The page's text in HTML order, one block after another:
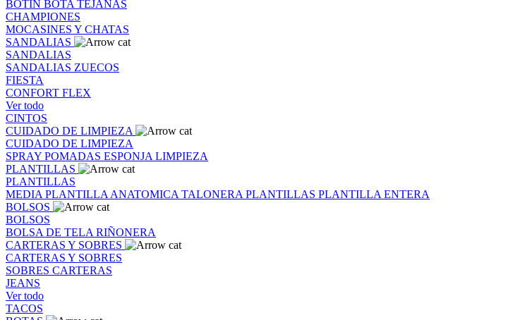
BOTIN BOTA TEJANAS
CHAMPIONES
MOCASINES Y CHATAS
SANDALIAS
SANDALIAS
SANDALIAS ZUECOS
FIESTA
CONFORT FLEX
Ver todo
CINTOS
CUIDADO DE LIMPIEZA
CUIDADO DE LIMPIEZA
SPRAY POMADAS ESPONJA LIMPIEZA
PLANTILLAS
PLANTILLAS
MEDIA PLANTILLA ANATOMICA TALONERA PLANTILLAS PLANTILLA ENTERA
BOLSOS
BOLSOS
BOLSA DE TELA RIÑONERA
CARTERAS Y SOBRES
CARTERAS Y SOBRES
SOBRES CARTERAS
JEANS
Ver todo
TACOS